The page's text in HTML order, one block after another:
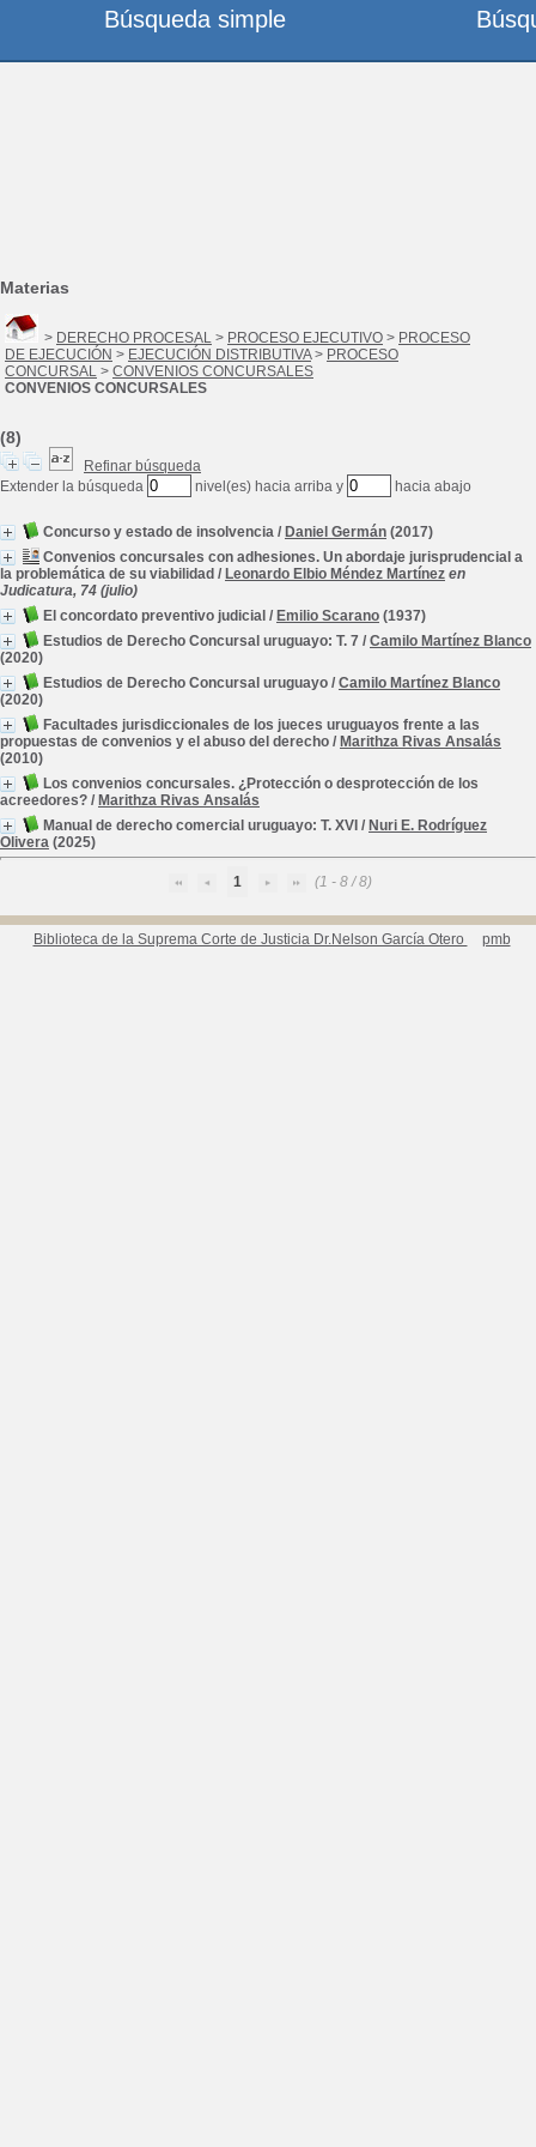
Materias
> DERECHO PROCESAL > PROCESO EJECUTIVO > PROCESO
DE EJECUCIÓN > EJECUCIÓN DISTRIBUTIVA> PROCESO
CONCURSAL > CONVENIOS CONCURSALES
CONVENIOS CONCURSALES
(8)
Refinar búsqueda
Extender la búsqueda
nivel(es) hacia arriba y hacia abajo
Concurso y estado de insolvencia / Daniel Germán (2017)
Convenios concursales con adhesiones. Un abordaje jurisprudencial a
la problemática de su viabilidad / Leonardo Elbio Méndez Martínez en
Judicatura, 74 (julio)
El concordato preventivo judicial / Emilio Scarano (1937)
Estudios de Derecho Concursal uruguayo: T. 7 / Camilo Martínez Blanco
(2020)
Estudios de Derecho Concursal uruguayo / Camilo Martínez Blanco
(2020)
Facultades jurisdiccionales de los jueces uruguayos frente a las
propuestas de convenios y el abuso del derecho / Marithza Rivas Ansalás
(2010)
Los convenios concursales. ¿Protección o desprotección de los
acreedores? / Marithza Rivas Ansalás
Manual de derecho comercial uruguayo: T. XVI / Nuri E. Rodríguez
Olivera (2025)
1 (1 - 8 / 8)
Biblioteca de la Suprema Corte de Justicia Dr.Nelson García Otero pmb
Búsqueda simple